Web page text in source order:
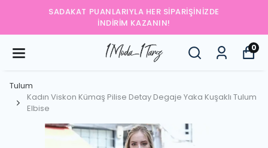
SADAKAT PUANLARIYLA HER SIPARIŞINIZDE
İNDIRIM KAZANIN!
0
Tulum
Kadın Viskon Kümaş Pilise Detay Degaje Yaka Kuşaklı Tulum
Elbise